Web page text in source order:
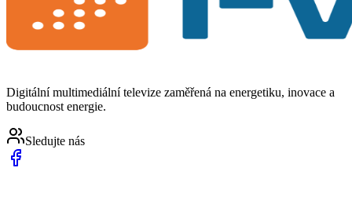
Digitální multimediální televize zaměřená na energetiku, inovace a
budoucnost energie.
Sledujte nás